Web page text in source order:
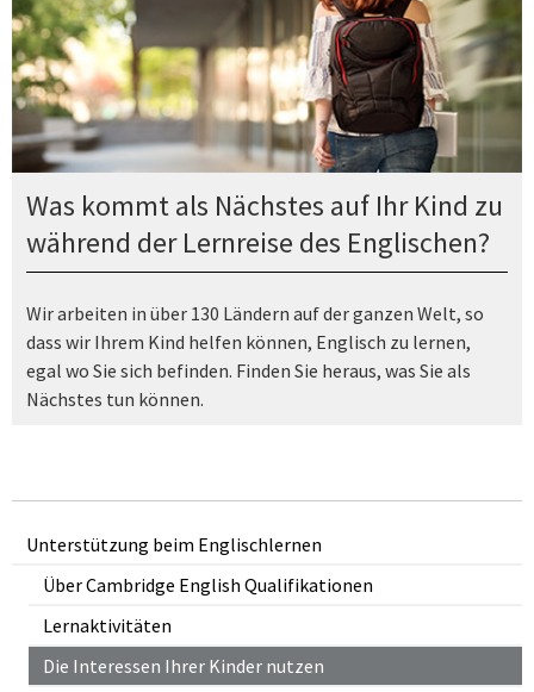
Unterstützung beim Englischlernen
Über Cambridge English Qualifikationen
Lernaktivitäten
Die Interessen Ihrer Kinder nutzen
Was kommt als Nächstes auf Ihr Kind zu
während der Lernreise des Englischen?
Wir arbeiten in über 130 Ländern auf der ganzen Welt, so
dass wir Ihrem Kind helfen können, Englisch zu lernen,
egal wo Sie sich befinden. Finden Sie heraus, was Sie als
Nächstes tun können.